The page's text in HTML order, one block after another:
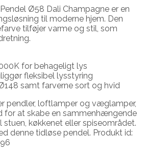
Ø58 Dali Champagne er en
til moderne hjem. Den
tilføjer varme og stil, som
for behageligt lys
fleksibel lysstyring
samt farverne sort og hvid
pendler, loftlamper og væglamper,
for at skabe en sammenhængende
køkkenet eller spiseområdet.
denne tidløse pendel. Produkt id: